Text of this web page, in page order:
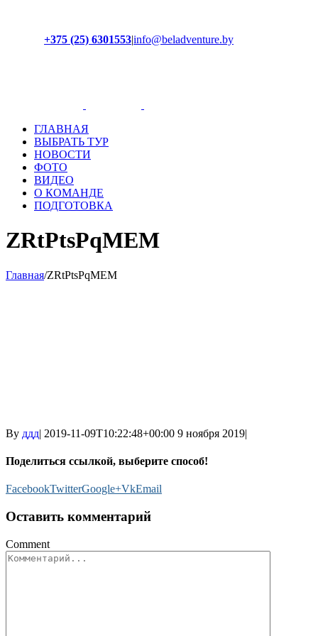
+375 (25) 6301553|info@beladventure.by
ГЛАВНАЯ
ВЫБРАТЬ ТУР
НОВОСТИ
ФОТО
ВИДЕО
О КОМАНДЕ
ПОДГОТОВКА
ZRtPtsPqMEM
Главная/ZRtPtsPqMEM
By ддд| 2019-11-09T10:22:48+00:00 9 ноября 2019|
Поделиться ссылкой, выберите способ!
FacebookTwitterGoogle+VkEmail
Оставить комментарий
Comment